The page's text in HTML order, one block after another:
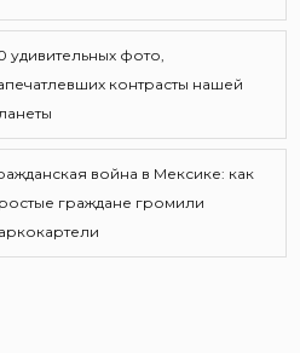
удивительных фото,
контрасты нашей
война в Мексике: как
граждане громили